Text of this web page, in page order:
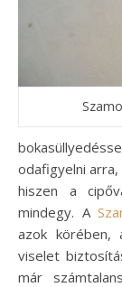
odafigyelni
hiszen a
mindegy. A
azok körében,
viselet
már